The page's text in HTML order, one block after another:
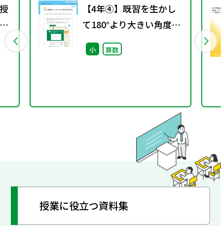
【4年④】既習を生かし
て180°より大きい角度の
測り方を考える
小 算数
授業に役立つ資料集